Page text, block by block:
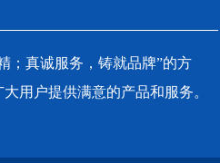
；真诚服务，铸就品牌”的方
用户提供满意的产品和服务。